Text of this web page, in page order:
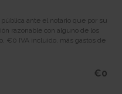
ante el notario que por su
razonable con alguno de los
€0 IVA incluido, más gastos de
€0